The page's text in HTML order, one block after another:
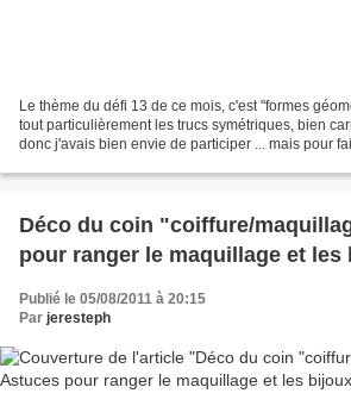
Le thème du défi 13 de ce mois, c'est "formes
tout particulièrement les trucs symétriques, bien
donc j'avais bien envie de participer ... mais pour
Déco du coin "coiffure/
pour ranger le maquillage et les
Publié le 05/08/2011 à 20:15
Par jeresteph